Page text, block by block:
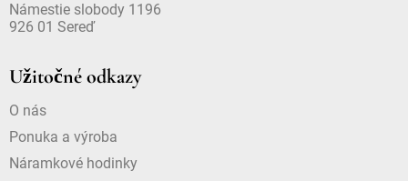
Námestie slobody 1196
926 01 Sereď
Užitočné odkazy
O nás
Ponuka a výroba
Náramkové hodinky